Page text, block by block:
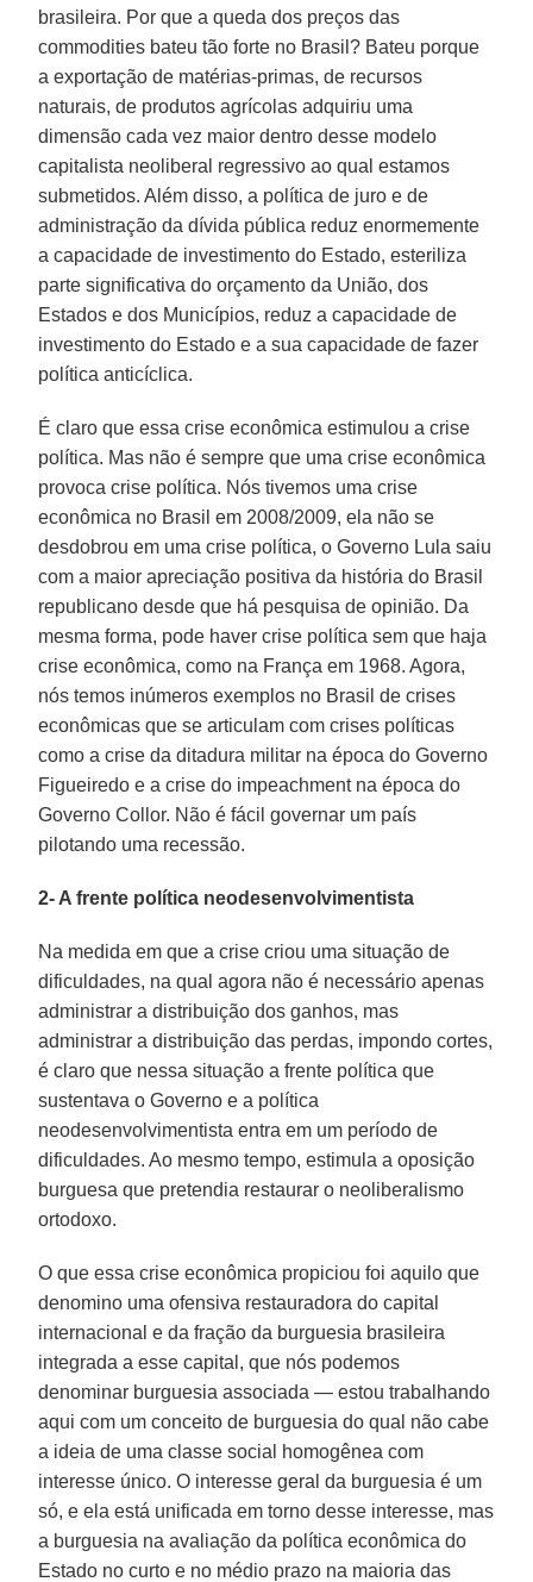
brasileira. Por que a queda dos preços das
commodities bateu tão forte no Brasil? Bateu porque
a exportação de matérias-primas, de recursos
naturais, de produtos agrícolas adquiriu uma
dimensão cada vez maior dentro desse modelo
capitalista neoliberal regressivo ao qual estamos
submetidos. Além disso, a política de juro e de
administração da dívida pública reduz enormemente
a capacidade de investimento do Estado, esteriliza
parte significativa do orçamento da União, dos
Estados e dos Municípios, reduz a capacidade de
investimento do Estado e a sua capacidade de fazer
política anticíclica.
É claro que essa crise econômica estimulou a crise
política. Mas não é sempre que uma crise econômica
provoca crise política. Nós tivemos uma crise
econômica no Brasil em 2008/2009, ela não se
desdobrou em uma crise política, o Governo Lula saiu
com a maior apreciação positiva da história do Brasil
republicano desde que há pesquisa de opinião. Da
mesma forma, pode haver crise política sem que haja
crise econômica, como na França em 1968. Agora,
nós temos inúmeros exemplos no Brasil de crises
econômicas que se articulam com crises políticas
como a crise da ditadura militar na época do Governo
Figueiredo e a crise do impeachment na época do
Governo Collor. Não é fácil governar um país
pilotando uma recessão.
2- A frente política neodesenvolvimentista
Na medida em que a crise criou uma situação de
dificuldades, na qual agora não é necessário apenas
administrar a distribuição dos ganhos, mas
administrar a distribuição das perdas, impondo cortes,
é claro que nessa situação a frente política que
sustentava o Governo e a política
neodesenvolvimentista entra em um período de
dificuldades. Ao mesmo tempo, estimula a oposição
burguesa que pretendia restaurar o neoliberalismo
ortodoxo.
O que essa crise econômica propiciou foi aquilo que
denomino uma ofensiva restauradora do capital
internacional e da fração da burguesia brasileira
integrada a esse capital, que nós podemos
denominar burguesia associada — estou trabalhando
aqui com um conceito de burguesia do qual não cabe
a ideia de uma classe social homogênea com
interesse único. O interesse geral da burguesia é um
só, e ela está unificada em torno desse interesse, mas
a burguesia na avaliação da política econômica do
Estado no curto e no médio prazo na maioria das